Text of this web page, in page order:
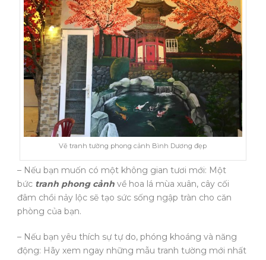
Vẽ tranh tường phong cảnh Bình Dương đẹp
– Nếu bạn muốn có một không gian tươi mới: Một
bức tranh phong cảnh về hoa lá mùa xuân, cây cối
đâm chồi nảy lộc sẽ tạo sức sống ngập tràn cho căn
phòng của bạn.
– Nếu bạn yêu thích sự tự do, phóng khoáng và năng
động: Hãy xem ngay những mẫu tranh tường mới nhất